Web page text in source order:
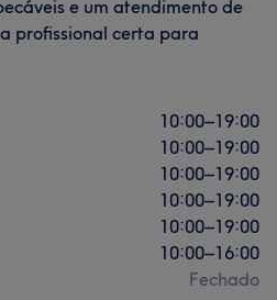
e um atendimento de
profissional certa para
10:00–19:00
10:00–19:00
10:00–19:00
10:00–19:00
10:00–19:00
10:00–16:00
Fechado